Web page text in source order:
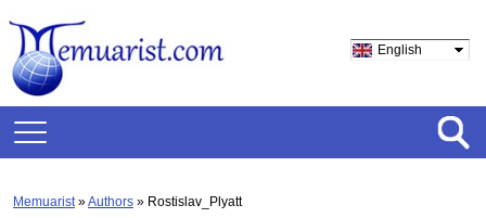
English
Memuarist»Authors » Rostislav_Plyatt